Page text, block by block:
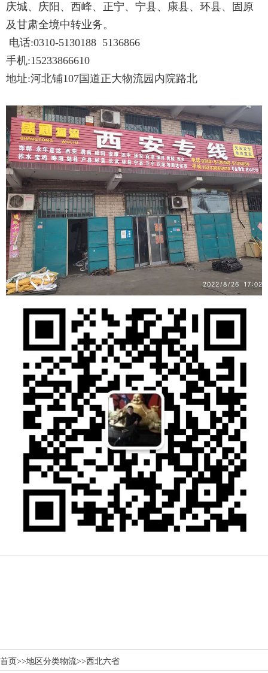
庆城、庆阳、西峰、正宁、宁县、康县、环县、固原
及甘肃全境中转业务。
电话:0310-5130188 5136866
手机:15233866610
地址:河北铺107国道正大物流园内院路北
首页>>地区分类物流>>西北六省